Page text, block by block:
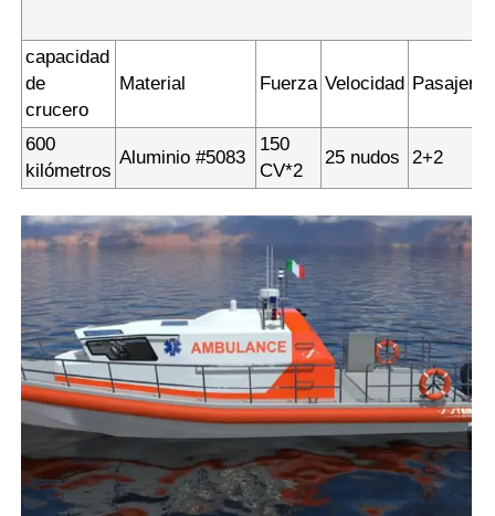
capacidad
de
crucero
Material Fuerza Velocidad Pasajero
600
kilómetros
Aluminio #5083
150
CV*2
25 nudos 2+2